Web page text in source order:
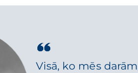
Visā, ko mēs